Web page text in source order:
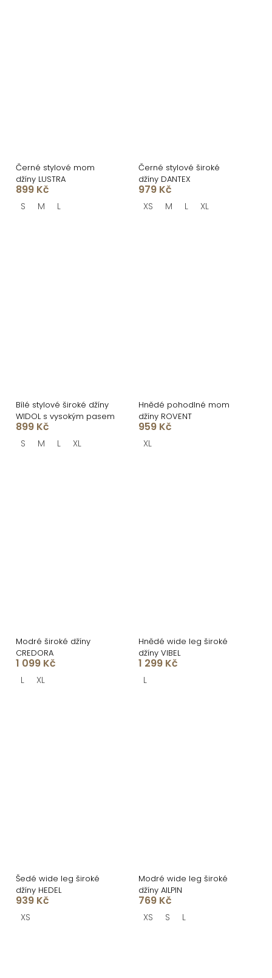
Černé stylové mom
džíny LUSTRA
899 Kč
S M L
Černé stylové široké
džíny DANTEX
979 Kč
XS M L XL
Bílé stylové široké džíny
WIDOL s vysokým pasem
899 Kč
S M L XL
Hnědé pohodlné mom
džíny ROVENT
959 Kč
XL
Modré široké džíny
CREDORA
1 099 Kč
L XL
Hnědé wide leg široké
džíny VIBEL
1 299 Kč
L
Šedé wide leg široké
džíny HEDEL
939 Kč
XS
Modré wide leg široké
džíny AILPIN
769 Kč
XS S L